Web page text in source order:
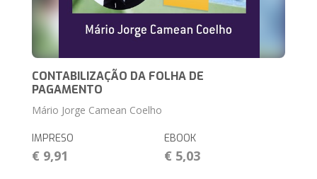
CONTABILIZAÇÃO DA FOLHA DE
PAGAMENTO
Mário Jorge Camean Coelho
IMPRESO
€ 9,91
EBOOK
€ 5,03